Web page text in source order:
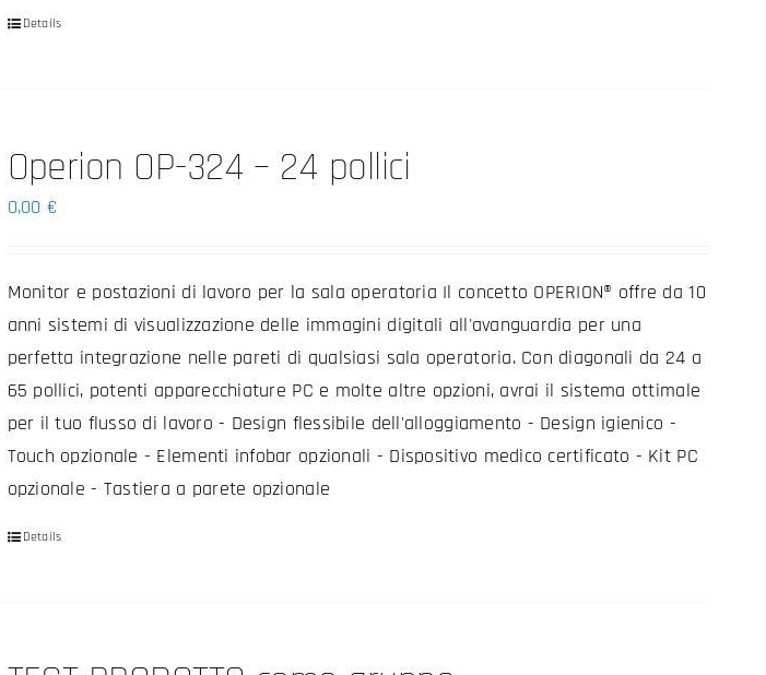
Details
Operion OP-324 – 24 pollici
0,00 €
Monitor e postazioni di lavoro per la sala operatoria Il concetto OPERION® offre da 10
anni sistemi di visualizzazione delle immagini digitali all'avanguardia per una
perfetta integrazione nelle pareti di qualsiasi sala operatoria. Con diagonali da 24 a
65 pollici, potenti apparecchiature PC e molte altre opzioni, avrai il sistema ottimale
per il tuo flusso di lavoro - Design flessibile dell'alloggiamento - Design igienico -
Touch opzionale - Elementi infobar opzionali - Dispositivo medico certificato - Kit PC
opzionale - Tastiera a parete opzionale
Questo
Details